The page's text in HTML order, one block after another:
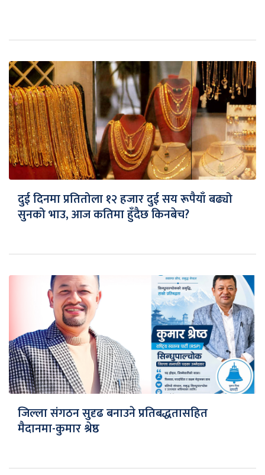
दुई दिनमा प्रतितोला १२ हजार दुई सय रूपैयाँ बढ्यो
सुनको भाउ, आज कतिमा हुँदैछ किनबेच?
जिल्ला संगठन सुदृढ बनाउने प्रतिबद्धतासहित
मैदानमा-कुमार श्रेष्ठ